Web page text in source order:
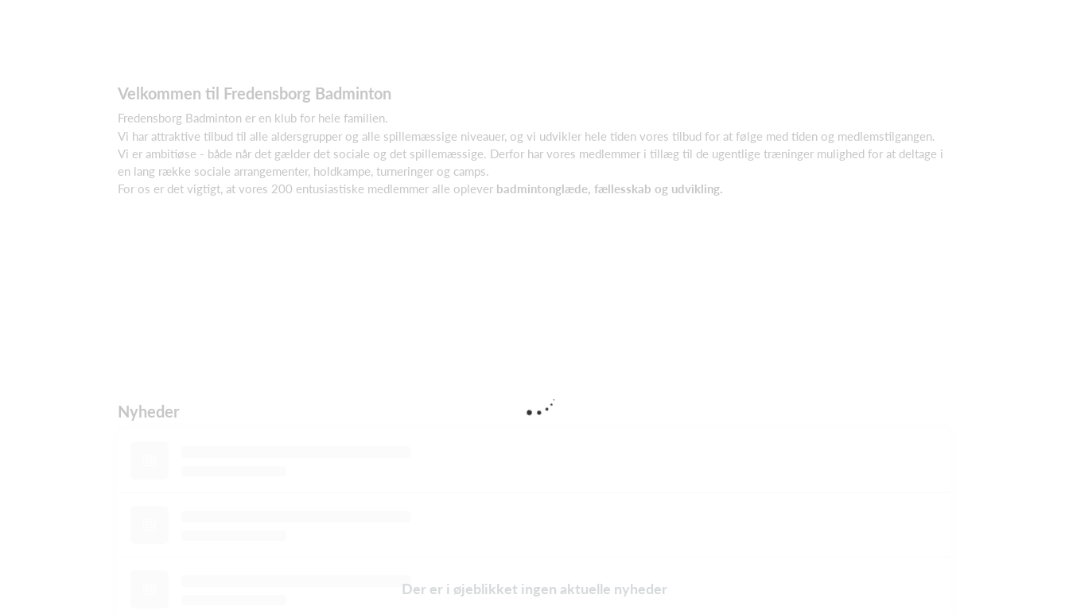
Velkommen til Fredensborg Badminton
Fredensborg Badminton er en klub for hele familien.
Vi har attraktive tilbud til alle aldersgrupper og alle spillemæssige niveauer, og vi udvikler hele tiden vores tilbud for at følge med tiden og medlemstilgangen.
Vi er ambitiøse - både når det gælder det sociale og det spillemæssige. Derfor har vores medlemmer i tillæg til de ugentlige træninger mulighed for at deltage i
en lang række sociale arrangementer, holdkampe, turneringer og camps.
For os er det vigtigt, at vores 200 entusiastiske medlemmer alle oplever badmintonglæde, fællesskab og udvikling.
Nyheder
Der er i øjeblikket ingen aktuelle nyheder